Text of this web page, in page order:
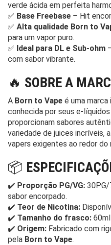
verde ácida em perfeita
✅ Base Freebase – Hit
✅ Alta qualidade Born to
para um vapor puro.
✅ Ideal para DL e Sub-ohm
com sabor vibrante.
🔥 SOBRE A
A Born to Vape é uma marca
conhecida por seus e-
proporcionam sabores
variedade de juices incríveis,
vapers exigentes ao redor do
📦
✔️ Proporção PG/VG: 30PG/
sabor encorpado.
✔️ Teor de Nicotina:
✔️ Tamanho do frasco:
✔️ Origem: Fabricado com
pela Born to Vape.